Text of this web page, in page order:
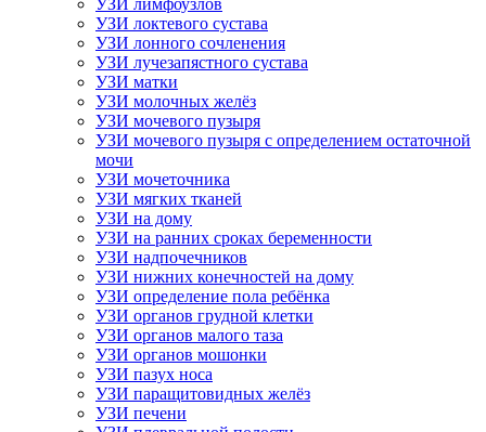
УЗИ лимфоузлов
УЗИ локтевого сустава
УЗИ лонного сочленения
УЗИ лучезапястного сустава
УЗИ матки
УЗИ молочных желёз
УЗИ мочевого пузыря
УЗИ мочевого пузыря с определением остаточной
мочи
УЗИ мочеточника
УЗИ мягких тканей
УЗИ на дому
УЗИ на ранних сроках беременности
УЗИ надпочечников
УЗИ нижних конечностей на дому
УЗИ определение пола ребёнка
УЗИ органов грудной клетки
УЗИ органов малого таза
УЗИ органов мошонки
УЗИ пазух носа
УЗИ паращитовидных желёз
УЗИ печени